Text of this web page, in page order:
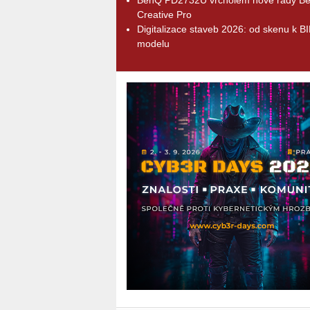
Creative Pro
Digitalizace staveb 2026: od skenu k
modelu